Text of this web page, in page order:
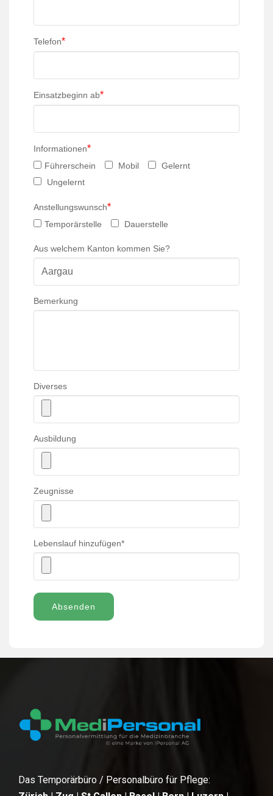
Telefon*
Einsatzbeginn ab*
Informationen*
Führerschein Mobil
Gelernt
Ungelernt
Anstellungswunsch*
Temporärstelle Dauerstelle
Aus welchem Kanton kommen Sie?
Bemerkung
Diverses
Ausbildung
Zeugnisse
Lebenslauf hinzufügen*
Absenden
Das Temporärbüro / Personalbüro für Pflege: